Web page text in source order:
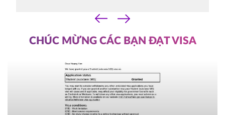
ĐĂNG KÝ
FILM SCHOOL
ĐĂNG KÝ
‹
›
CHÚC MỪNG CÁC BẠN ĐẠT VISA